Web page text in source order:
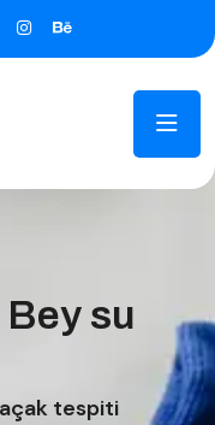
su
tespiti